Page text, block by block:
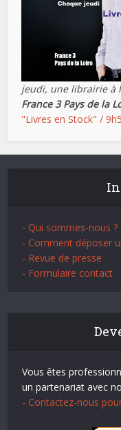
jeudi, une librairie à
France 3 Pays de la
"Livres en Stock" /
- Qui sommes-nous ?
- Comment déposer
- Revue de presse
- Formulaire contact
Vous êtes
un partenariat avec
- Contactez-nous